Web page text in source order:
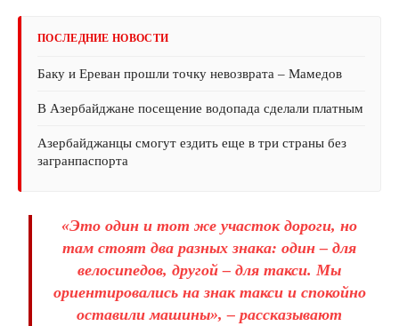
ПОСЛЕДНИЕ НОВОСТИ
Баку и Ереван прошли точку невозврата – Мамедов
В Азербайджане посещение водопада сделали платным
Азербайджанцы смогут ездить еще в три страны без
загранпаспорта
«Это один и тот же участок дороги, но
там стоят два разных знака: один – для
велосипедов, другой – для такси. Мы
ориентировались на знак такси и спокойно
оставили машины», – рассказывают